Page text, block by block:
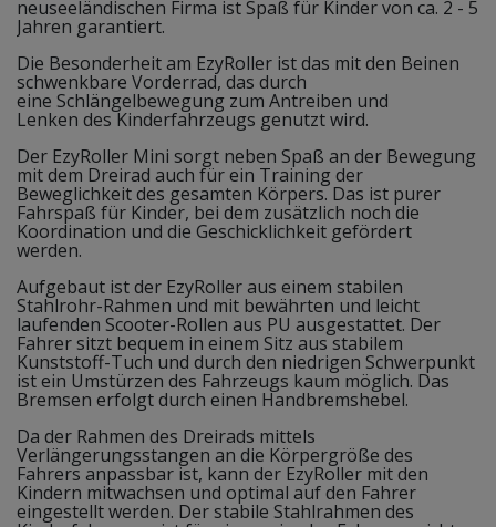
neuseeländischen Firma ist Spaß für Kinder von ca. 2 - 5
Jahren garantiert.
Die Besonderheit am EzyRoller ist das mit den Beinen
schwenkbare Vorderrad, das durch
eine Schlängelbewegung zum Antreiben und
Lenken des Kinderfahrzeugs genutzt wird.
Der EzyRoller Mini sorgt neben Spaß an der Bewegung
mit dem Dreirad auch für ein Training der
Beweglichkeit des gesamten Körpers. Das ist purer
Fahrspaß für Kinder, bei dem zusätzlich noch die
Koordination und die Geschicklichkeit gefördert
werden.
Aufgebaut ist der EzyRoller aus einem stabilen
Stahlrohr-Rahmen und mit bewährten und leicht
laufenden Scooter-Rollen aus PU ausgestattet. Der
Fahrer sitzt bequem in einem Sitz aus stabilem
Kunststoff-Tuch und durch den niedrigen Schwerpunkt
ist ein Umstürzen des Fahrzeugs kaum möglich. Das
Bremsen erfolgt durch einen Handbremshebel.
Da der Rahmen des Dreirads mittels
Verlängerungsstangen an die Körpergröße des
Fahrers anpassbar ist, kann der EzyRoller mit den
Kindern mitwachsen und optimal auf den Fahrer
eingestellt werden. Der stabile Stahlrahmen des